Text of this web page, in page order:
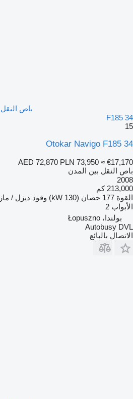
F185 34
15
Otokar Navigo F185 34
AED 72,870 PLN 73,950 ≈ €17,170
باص النقل بين المدن
2008
213,000 كم
القوة 177 حصان (130 kW) وقود ديزل /
الأبواب 2
بولندا، Łopuszno
Autobusy DVL
الاتصال بالبائع